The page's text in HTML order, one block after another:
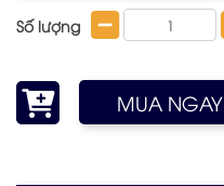
Số lượng
MUA NGAY